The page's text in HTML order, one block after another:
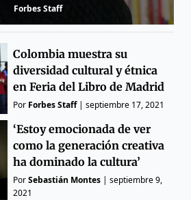
Forbes Staff
Colombia muestra su
diversidad cultural y étnica
en Feria del Libro de Madrid
Por Forbes Staff|septiembre 17, 2021
‘Estoy emocionada de ver
como la generación creativa
ha dominado la cultura’
PorSebastián Montes |septiembre 9,
2021